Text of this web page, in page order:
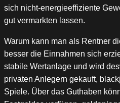
sich nicht-energieeffiziente
gut vermarkten lassen.
Warum kann man als Rentner
besser die Einnahmen sich
stabile Wertanlage und wird
privaten Anlegern gekauft,
Spiele. Über das Guthaben